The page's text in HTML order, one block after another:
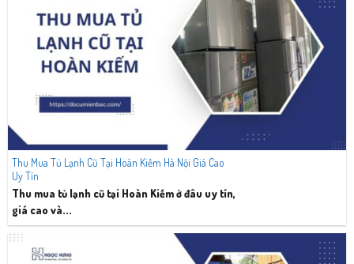
Thu Mua Tủ Lạnh Cũ Tại Hoàn Kiếm Hà Nội Giá Cao
Uy Tín
Thu mua tủ lạnh cũ tại Hoàn Kiếm ở đâu uy tín,
giá cao và...